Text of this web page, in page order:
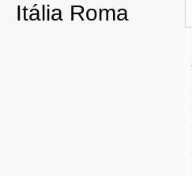
Itália Roma